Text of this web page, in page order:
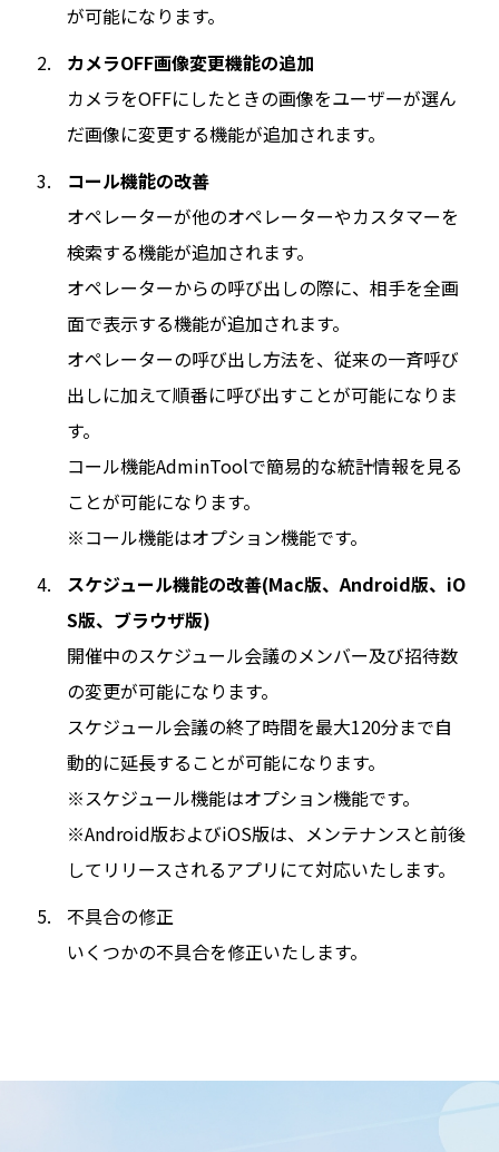
が可能になります。
カメラOFF画像変更機能の追加
カメラをOFFにしたときの画像をユーザーが選ん
だ画像に変更する機能が追加されます。
コール機能の改善
オペレーターが他のオペレーターやカスタマーを
検索する機能が追加されます。
オペレーターからの呼び出しの際に、相手を全画
面で表示する機能が追加されます。
オペレーターの呼び出し方法を、従来の一斉呼び
出しに加えて順番に呼び出すことが可能になりま
す。
コール機能AdminToolで簡易的な統計情報を見る
ことが可能になります。
※コール機能はオプション機能です。
スケジュール機能の改善(Mac版、Android版、iO
S版、ブラウザ版)
開催中のスケジュール会議のメンバー及び招待数
の変更が可能になります。
スケジュール会議の終了時間を最大120分まで自
動的に延長することが可能になります。
※スケジュール機能はオプション機能です。
※Android版およびiOS版は、メンテナンスと前後
してリリースされるアプリにて対応いたします。
不具合の修正
いくつかの不具合を修正いたします。